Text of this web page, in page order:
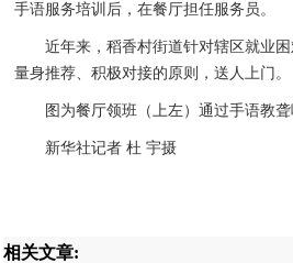
手语服务培训后，在餐厅担任服务员。
近年来，稻香村街道针对辖区就业困
量身推荐、积极对接的原则，送人上门。
图为餐厅领班（上左）通过手语教聋
新华社记者 杜 宇摄
相关文章: